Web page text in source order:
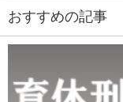
おすすめの記事